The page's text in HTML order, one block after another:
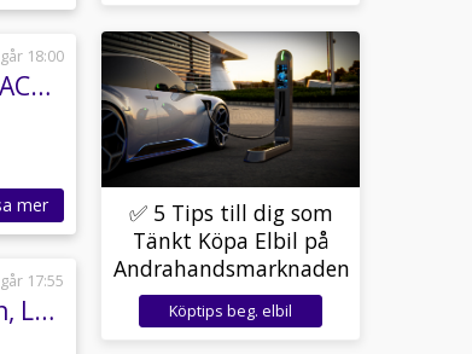
18:00
Skoda Kodiaq 2.0 TDI SCR 4x4 / Nyservad / Värmare / ACC / Keyless
mer
17:55
Skoda Superb Kombi 2.0 TDI 4x4 SCR Business Edition, L&K DRAGKROK
✅ 5 Tips till dig som
Tänkt Köpa Elbil på
Andrahandsmarknaden
Köptips beg. elbil